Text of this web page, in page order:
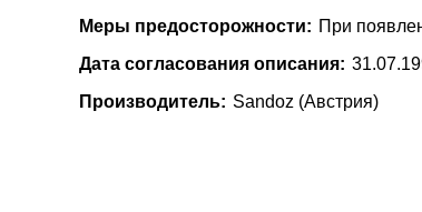
Меры предосторожности: При
Дата согласования описания:
Производитель: Sandoz (Австрия)